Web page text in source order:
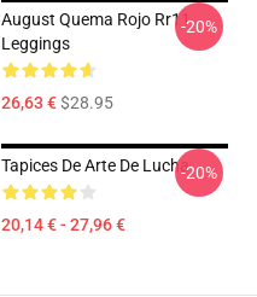
August Quema Rojo Rr11
Leggings
26,63 €$28.95
-20%
Tapices De Arte De Lucha
20,14 € - 27,96 €
-20%